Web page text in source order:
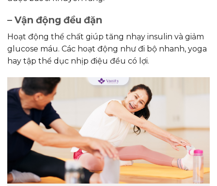
– Vận động đều đặn
Hoạt động thể chất giúp tăng nhạy insulin và giảm
glucose máu. Các hoạt động như đi bộ nhanh, yoga
hay tập thể dục nhịp điệu đều có lợi.